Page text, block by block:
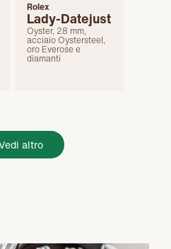
Rolex
Lady-Datejust
Oyster, 28 mm,
acciaio Oystersteel,
oro Everose e
diamanti
altro